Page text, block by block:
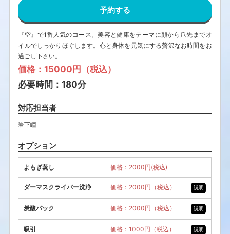
予約する
『空』で1番人気のコース。美容と健康をテーマに顔から爪先までオ
イルでしっかりほぐします。心と身体を元気にする贅沢なお時間をお
過ごし下さい。
価格：15000円（税込）
必要時間：180分
対応担当者
岩下瞳
オプション
よもぎ蒸し 価格：2000円(税込)
ダーマスクライバー洗浄 説明
価格：2000円（税込）
炭酸パック 説明
価格：2000円（税込）
吸引 説明
価格：1000円（税込）